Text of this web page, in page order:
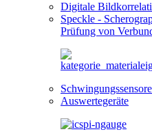
Digitale
Speckle -
Prüfung von
Auswertegeräte